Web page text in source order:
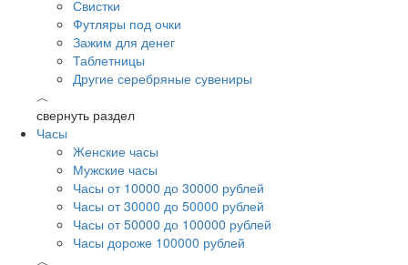
Свистки
Футляры под очки
Зажим для денег
Таблетницы
Другие серебряные сувениры
︿
свернуть раздел
Часы
Женские часы
Мужские часы
Часы от 10000 до 30000 рублей
Часы от 30000 до 50000 рублей
Часы от 50000 до 100000 рублей
Часы дороже 100000 рублей
︿